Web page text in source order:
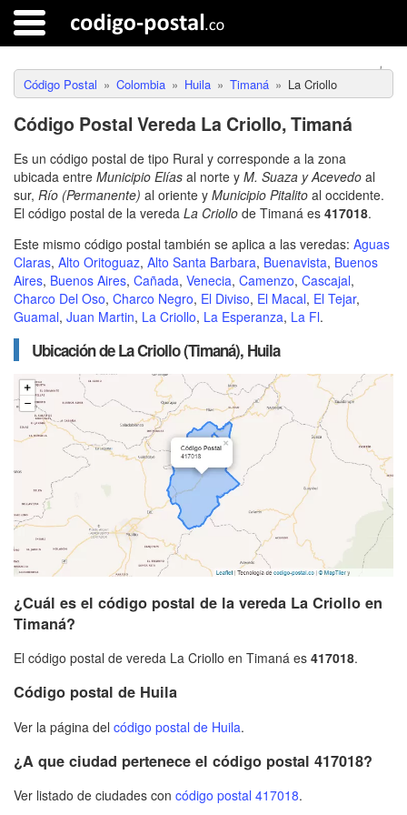
Código Postal Colombia Huila Timaná La Criollo
Código Postal Vereda La Criollo, Timaná
Es un código postal de tipo Rural y corresponde a la zona
ubicada entre Municipio Elías al norte y M. Suaza y Acevedo al
sur, Río (Permanente) al oriente y Municipio Pitalito al occidente.
El código postal de la vereda La Criollo de Timaná es 417018.
Este mismo código postal también se aplica a las veredas: Aguas
Claras, Alto Oritoguaz, Alto Santa Barbara, Buenavista, Buenos
Aires, Buenos Aires, Cañada, Venecia, Camenzo, Cascajal,
Charco Del Oso, Charco Negro, El Diviso, El Macal, El Tejar,
Guamal, Juan Martin, La Criollo, La Esperanza, La Fl.
Ubicación de La Criollo (Timaná), Huila
¿Cuál es el código postal de la vereda La Criollo en
Timaná?
El código postal de vereda La Criollo en Timaná es 417018.
Código postal de Huila
Ver la página del código postal de Huila.
¿A que ciudad pertenece el código postal 417018?
Ver listado de ciudades con código postal 417018.